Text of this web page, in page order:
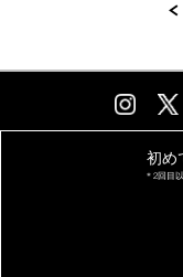
初め
＊2回目